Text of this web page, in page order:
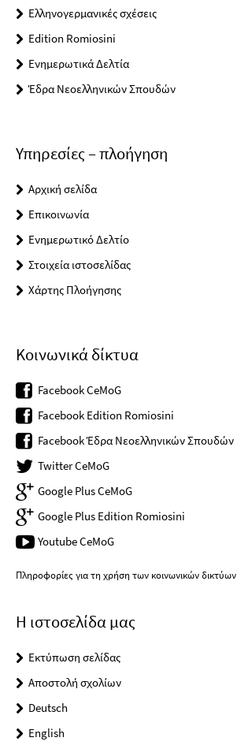
Ελληνογερμανικές σχέσεις
Edition Romiosini
Ενημερωτικά Δελτία
Έδρα Νεοελληνικών Σπουδών
Υπηρεσίες – πλοήγηση
Αρχική σελίδα
Επικοινωνία
Ενημερωτικό Δελτίο
Στοιχεία ιστοσελίδας
Χάρτης Πλοήγησης
Κοινωνικά δίκτυα
Facebook CeMoG
Facebook Edition Romiosini
Facebook Έδρα Νεοελληνικών Σπουδών
Twitter CeMoG
Google Plus CeMoG
Google Plus Edition Romiosini
Youtube CeMoG
Πληροφορίες για τη χρήση των κοινωνικών δικτύων
Η ιστοσελίδα μας
Εκτύπωση σελίδας
Αποστολή σχολίων
Deutsch
English